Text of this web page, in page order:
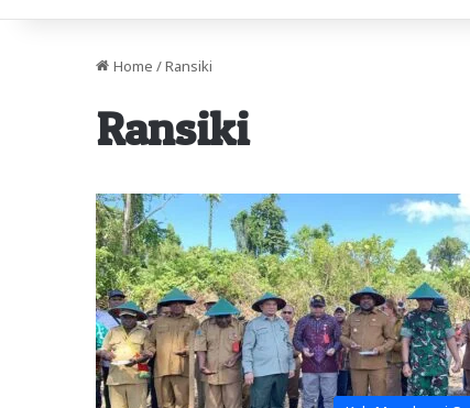
Home / Ransiki
Ransiki